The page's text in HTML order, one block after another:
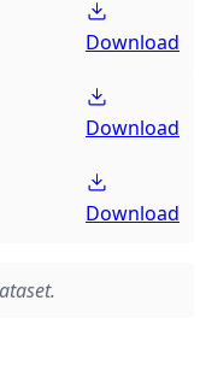
Download
Download
Download